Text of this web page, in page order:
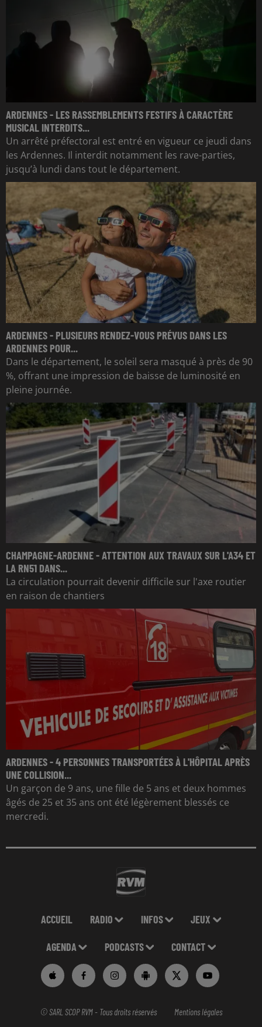
ARDENNES - LES RASSEMBLEMENTS FESTIFS À CARACTÈRE
MUSICAL INTERDITS...
Un arrêté préfectoral est entré en vigueur ce jeudi dans
les Ardennes. Il interdit notamment les rave-parties,
jusqu’à lundi dans tout le département.
ARDENNES - PLUSIEURS RENDEZ-VOUS PRÉVUS DANS LES
ARDENNES POUR...
Dans le département, le soleil sera masqué à près de 90
%, offrant une impression de baisse de luminosité en
pleine journée.
CHAMPAGNE-ARDENNE - ATTENTION AUX TRAVAUX SUR L'A34 ET
LA RN51 DANS...
La circulation pourrait devenir difficile sur l'axe routier
en raison de chantiers
ARDENNES - 4 PERSONNES TRANSPORTÉES À L'HÔPITAL APRÈS
UNE COLLISION...
Un garçon de 9 ans, une fille de 5 ans et deux hommes
âgés de 25 et 35 ans ont été légèrement blessés ce
mercredi.
ACCUEIL RADIO INFOS JEUX
AGENDA PODCASTS CONTACT
© SARL SCOP RVM - Tous droits réservés Mentions légales